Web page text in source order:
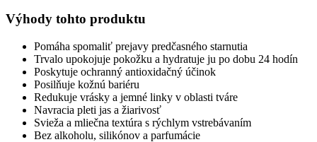
Výhody tohto produktu
Pomáha spomaliť prejavy predčasného starnutia
Trvalo upokojuje pokožku a hydratuje ju po dobu 24 hodín
Poskytuje ochranný antioxidačný účinok
Posilňuje kožnú bariéru
Redukuje vrásky a jemné linky v oblasti tváre
Navracia pleti jas a žiarivosť
Svieža a mliečna textúra s rýchlym vstrebávaním
Bez alkoholu, silikónov a parfumácie